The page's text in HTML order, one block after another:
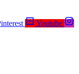
Youtube